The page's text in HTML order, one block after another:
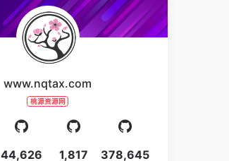
www.nqtax.com
桃源资源网
44,626 1,817 378,645